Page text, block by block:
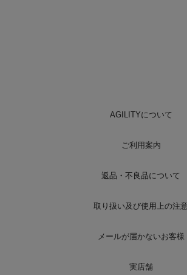
AGILITYについて
ご利用案内
返品・不良品について
取り扱い及び使用上の注意
メールが届かないお客様
実店舗